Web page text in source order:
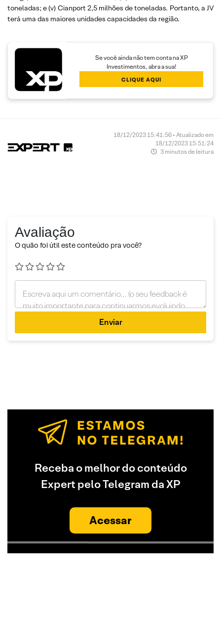
toneladas; e (v) Cianport 2,5 milhões de toneladas. Portanto, a JV
terá uma das maiores unidades capacidades da região.
Se você ainda não tem conta na XP
Investimentos, abra a sua!
CLIQUE AQUI
18/12/2023 15:41:56 • Atualizado em
18/12/2023 15:51:24
3 minutos de leitura
Avaliação
O quão foi útil este conteúdo pra você?
Enviar
Receba o melhor do conteúdo
Expert pelo Telegram da XP
Acessar